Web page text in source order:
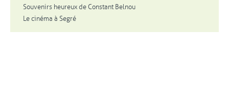
Souvenirs heureux de Constant Belnou
Le cinéma à Segré